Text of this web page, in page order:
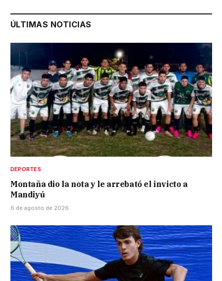
ÚLTIMAS NOTICIAS
DEPORTES
Montaña dio la nota y le arrebató el invicto a
Mandiyú
6 de agosto de 2026